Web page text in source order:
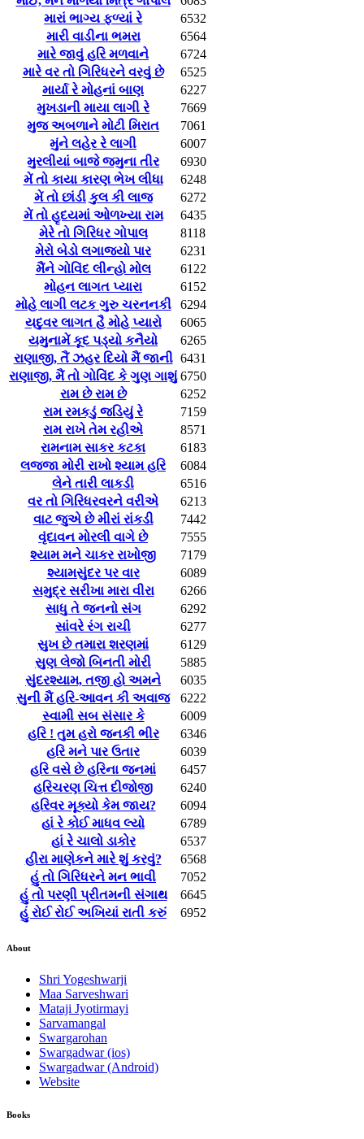
મારાં ભાગ્ય ફળ્યાં રે
6532
મારી વાડીના ભમરા
6564
મારે જાવું હરિ મળવાને
6724
મારે વર તો ગિરિધરને વરવું છે
6525
માર્યા રે મોહનાં બાણ
6227
મુખડાની માયા લાગી રે
7669
મુજ અબળાને મોટી મિરાત
7061
મુંને લહેર રે લાગી
6007
મુરલીયાં બાજે જમુના તીર
6930
મેં તો કાયા કારણ ભેખ લીધા
6248
મેં તો છાંડી કુલ કી લાજ
6272
મેં તો હૃદયમાં ઓળખ્યા રામ
6435
મેરે તો ગિરિધર ગોપાલ
8118
મેરો બેડો લગાજ્યો પાર
6231
મૈંને ગોવિંદ લીન્હો મોલ
6122
મોહન લાગત પ્યારા
6152
મોહે લાગી લટક ગુરુ ચરનનકી
6294
યદુવર લાગત હૈ મોહે પ્યારો
6065
યમુનામેં કૂદ પડ્યો કનૈયો
6265
રાણાજી, તૈં ઝહર દિયો મૈં જાની 6431
રાણાજી, મૈં તો ગોવિંદ કે ગુણ ગાશું 6750
રામ છે રામ છે
6252
રામ રમકડું જડિયું રે
7159
રામ રાખે તેમ રહીએ
8571
રામનામ સાકર કટકા
6183
લજ્જા મોરી રાખો શ્યામ હરિ
6084
લેને તારી લાકડી
6516
વર તો ગિરિધરવરને વરીએ
6213
વાટ જુએ છે મીરાં રાંકડી
7442
વૃંદાવન મોરલી વાગે છે
7555
શ્યામ મને ચાકર રાખોજી
7179
શ્યામસુંદર પર વાર
6089
સમુદ્ર સરીખા મારા વીરા
6266
સાધુ તે જનનો સંગ
6292
સાંવરે રંગ રાચી
6277
સુખ છે તમારા શરણમાં
6129
સુણ લેજો બિનતી મોરી
5885
સુંદરશ્યામ, તજી હો અમને
6035
સુની મૈં હરિ-આવન કી અવાજ
6222
સ્વામી સબ સંસાર કે
6009
હરિ ! તુમ હરો જનકી ભીર
6346
હરિ મને પાર ઉતાર
6039
હરિ વસે છે હરિના જનમાં
6457
હરિચરણ ચિત્ત દીજોજી
6240
હરિવર મૂક્યો કેમ જાય?
6094
હાં રે કોઈ માધવ લ્યો
6789
હાં રે ચાલો ડાકોર
6537
હીરા માણેકને મારે શું કરવું?
6568
હું તો ગિરિધરને મન ભાવી
7052
હું તો પરણી પ્રીતમની સંગાથ
6645
હું રોઈ રોઈ અખિયાં રાતી કરું
6952
About
Shri Yogeshwarji
Maa Sarveshwari
Mataji Jyotirmayi
Sarvamangal
Swargarohan
Swargadwar (ios)
Swargadwar (Android)
Website
Books